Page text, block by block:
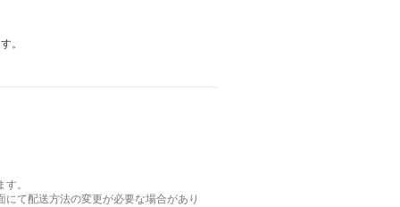
。
。
て配送方法の変更が必要な場合があり